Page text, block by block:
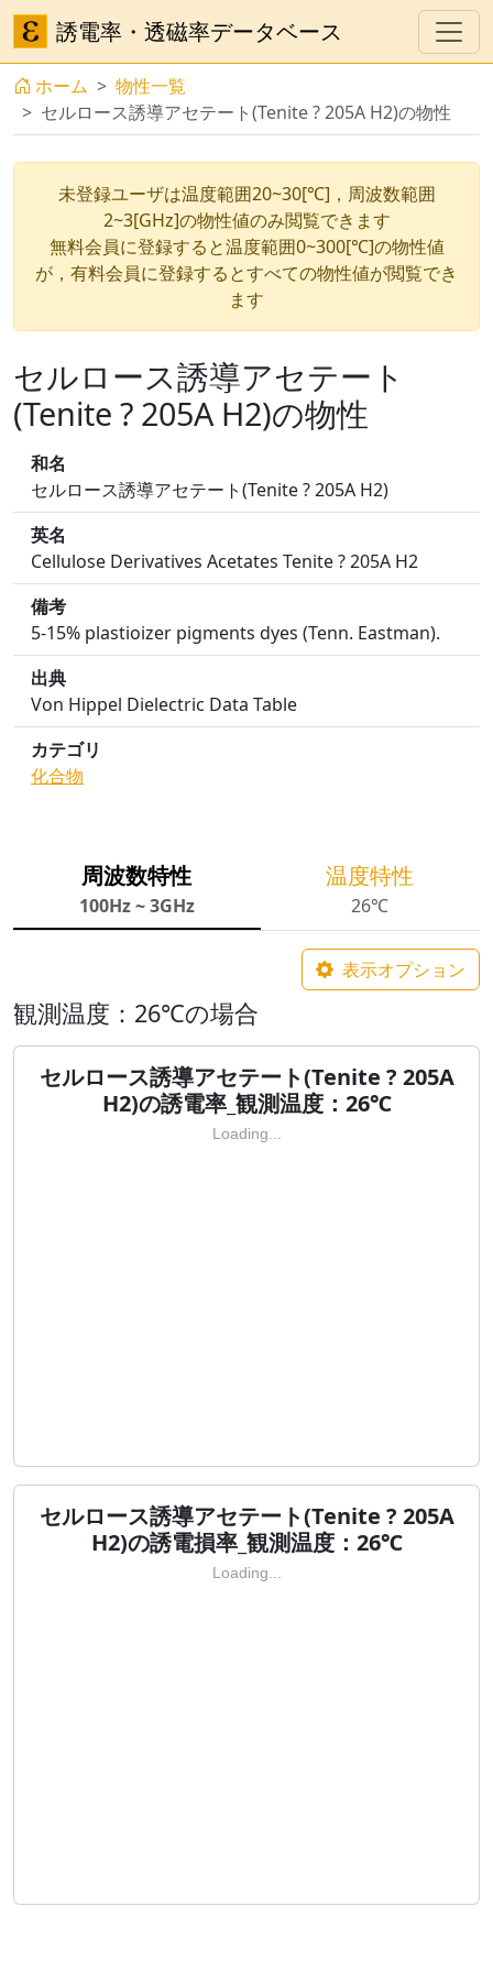
誘電率・透磁率データベース
ホーム
物性一覧
セルロース誘導アセテート(Tenite ? 205A H2)の物性
未登録ユーザは温度範囲20~30[℃]，周波数範囲
2~3[GHz]の物性値のみ閲覧できます
無料会員に登録すると温度範囲0~300[℃]の物性値
が，有料会員に登録するとすべての物性値が閲覧でき
ます
セルロース誘導アセテート
(Tenite ? 205A H2)の物性
和名
セルロース誘導アセテート(Tenite ? 205A H2)
英名
Cellulose Derivatives Acetates Tenite ? 205A H2
備考
5-15% plastioizer pigments dyes (Tenn. Eastman).
出典
Von Hippel Dielectric Data Table
カテゴリ
化合物
周波数特性
100Hz ~ 3GHz
温度特性
26℃
表示オプション
観測温度：26℃の場合
セルロース誘導アセテート(Tenite ? 205A
H2)の誘電率_観測温度：26℃
Loading...
セルロース誘導アセテート(Tenite ? 205A
H2)の誘電損率_観測温度：26℃
Loading...